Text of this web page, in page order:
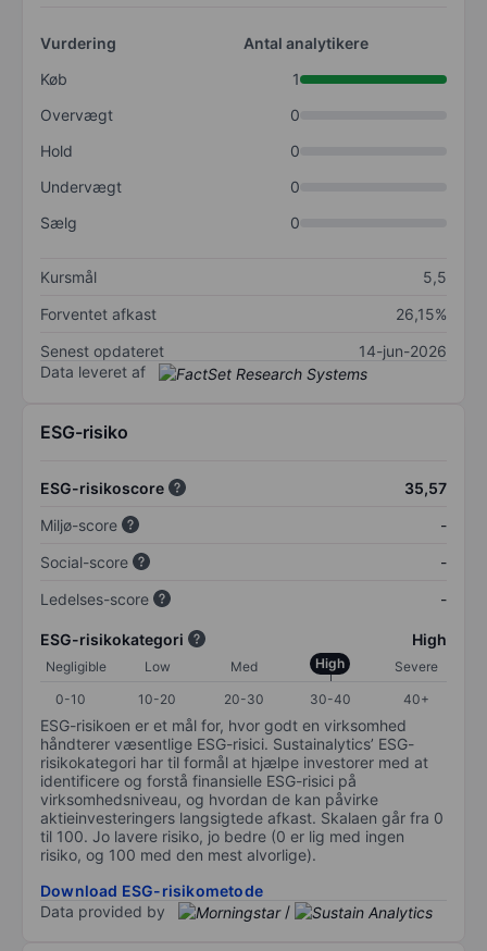
Vurdering
Antal analytikere
Køb
1
Overvægt
0
Hold
0
Undervægt
0
Sælg
0
Kursmål
5,5
Forventet afkast
26,15%
Senest opdateret
14-jun-2026
Data leveret af
ESG-risiko
ESG-risikoscore
35,57
Miljø-score
-
Social-score
-
Ledelses-score
-
ESG-risikokategori High
Negligible Low Med High
Severe
0-10
10-20 20-30 30-40 40+
ESG-risikoen er et mål for, hvor godt en virksomhed
håndterer væsentlige ESG-risici. Sustainalytics’ ESG-
risikokategori har til formål at hjælpe investorer med at
identificere og forstå finansielle ESG-risici på
virksomhedsniveau, og hvordan de kan påvirke
aktieinvesteringers langsigtede afkast. Skalaen går fra 0
til 100. Jo lavere risiko, jo bedre (0 er lig med ingen
risiko, og 100 med den mest alvorlige).
Download ESG-risikometode
Data provided by
/